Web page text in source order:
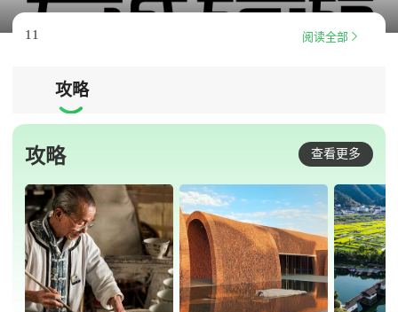
11 阅读全部 
攻略

攻略 查看更多